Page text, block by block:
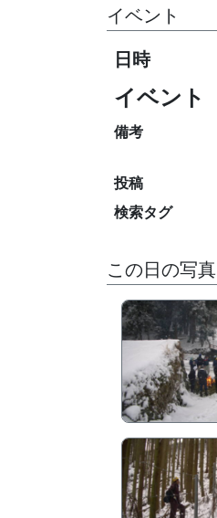
イベント
日時
イベント
備考
投稿
検索タグ
この日の写真